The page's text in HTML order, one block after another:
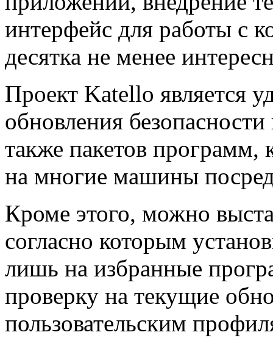
интерфейс для работы с
десятка не менее
Проект Katello является
обновления
также пакетов программ,
на многие машины
Кроме этого, можно
согласно которым
лишь на избранные
проверку на текущие
пользовательским